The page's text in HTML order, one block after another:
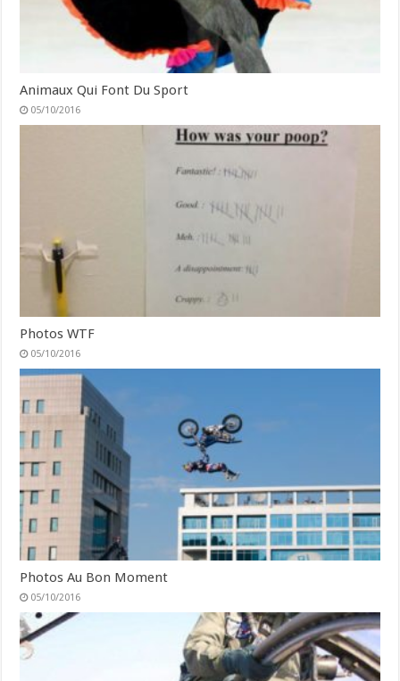
Animaux Qui Font Du Sport
05/10/2016
Photos WTF
05/10/2016
Photos Au Bon Moment
05/10/2016